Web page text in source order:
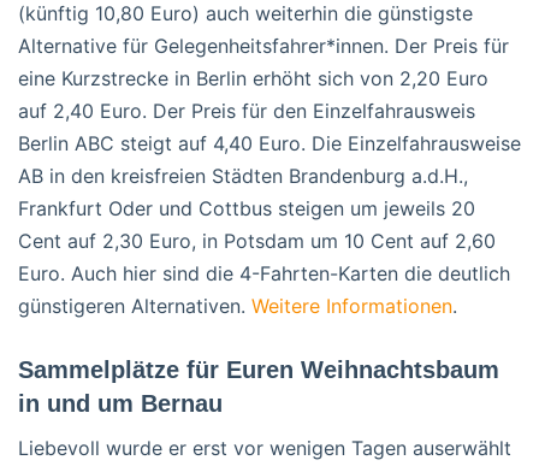
(künftig 10,80 Euro) auch weiterhin die günstigste
Alternative für Gelegenheitsfahrer*innen. Der Preis für
eine Kurzstrecke in Berlin erhöht sich von 2,20 Euro
auf 2,40 Euro. Der Preis für den Einzelfahrausweis
Berlin ABC steigt auf 4,40 Euro. Die Einzelfahrausweise
AB in den kreisfreien Städten Brandenburg a.d.H.,
Frankfurt Oder und Cottbus steigen um jeweils 20
Cent auf 2,30 Euro, in Potsdam um 10 Cent auf 2,60
Euro. Auch hier sind die 4-Fahrten-Karten die deutlich
günstigeren Alternativen. Weitere Informationen.
Sammelplätze für Euren Weihnachtsbaum
in und um Bernau
Liebevoll wurde er erst vor wenigen Tagen auserwählt